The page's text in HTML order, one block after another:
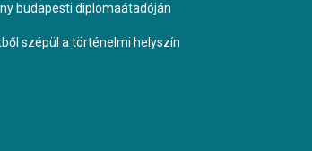
budapesti diplomaátadóján
szépül a történelmi helyszín